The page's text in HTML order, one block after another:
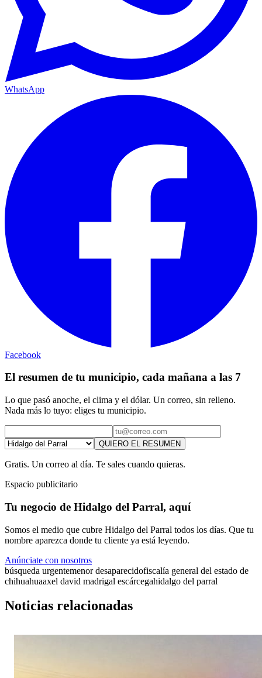
WhatsApp
Facebook
El resumen de tu municipio, cada mañana a las 7
Lo que pasó anoche, el clima y el dólar. Un correo, sin relleno.
Nada más lo tuyo: eliges tu municipio.
QUIERO EL RESUMEN
Gratis. Un correo al día. Te sales cuando quieras.
Espacio publicitario
Tu negocio de Hidalgo del Parral, aquí
Somos el medio que cubre Hidalgo del Parral todos los días. Que tu
nombre aparezca donde tu cliente ya está leyendo.
Anúnciate con nosotros
búsqueda urgentemenor desaparecidofiscalía general del estado de
chihuahuaaxel david madrigal escárcegahidalgo del parral
Noticias relacionadas